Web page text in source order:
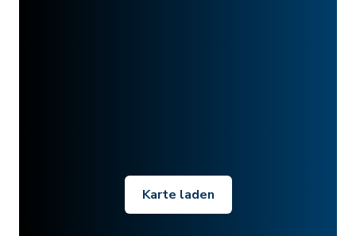
Karte laden